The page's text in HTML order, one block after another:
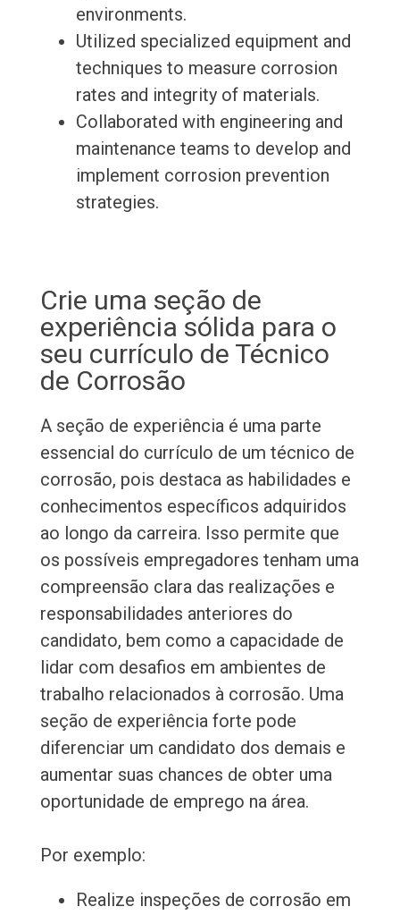
environments.
Utilized specialized equipment and
techniques to measure corrosion
rates and integrity of materials.
Collaborated with engineering and
maintenance teams to develop and
implement corrosion prevention
strategies.
Crie uma seção de
experiência sólida para o
seu currículo de Técnico
de Corrosão
A seção de experiência é uma parte
essencial do currículo de um técnico de
corrosão, pois destaca as habilidades e
conhecimentos específicos adquiridos
ao longo da carreira. Isso permite que
os possíveis empregadores tenham uma
compreensão clara das realizações e
responsabilidades anteriores do
candidato, bem como a capacidade de
lidar com desafios em ambientes de
trabalho relacionados à corrosão. Uma
seção de experiência forte pode
diferenciar um candidato dos demais e
aumentar suas chances de obter uma
oportunidade de emprego na área.
Por exemplo:
Realize inspeções de corrosão em